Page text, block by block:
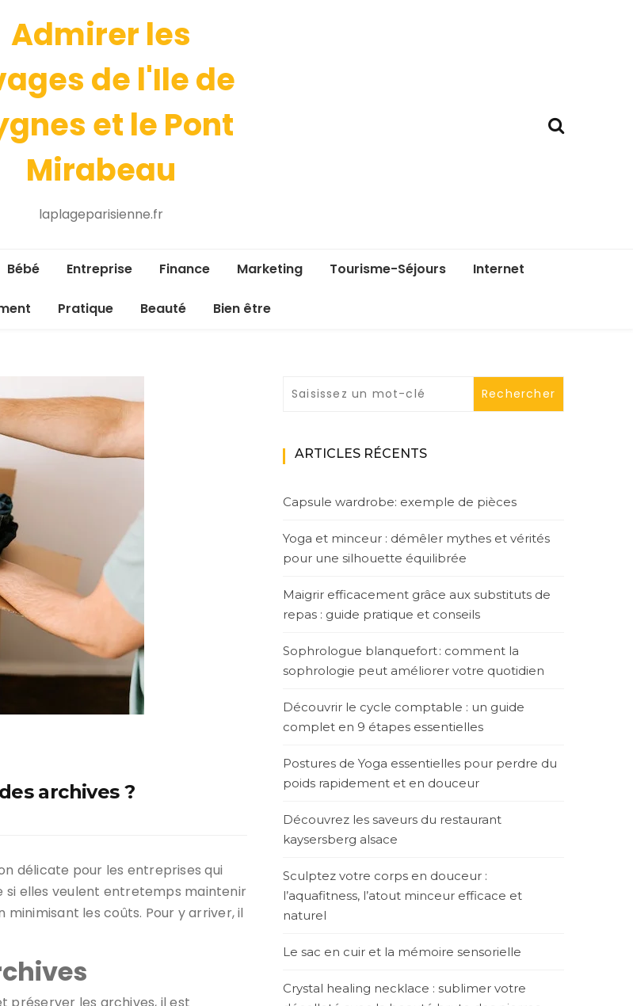
Admirer les
de l'Ile de
et le Pont
Mirabeau
laplageparisienne.fr
Bébé Entreprise Finance Marketing Tourisme-Séjours Internet
Pratique Beauté Bien être
archives ?
délicate pour les entreprises qui
si elles veulent entretemps maintenir
les coûts. Pour y arriver, il
ARTICLES RÉCENTS
Capsule wardrobe: exemple de pièces
Yoga et minceur : démêler mythes et vérités
pour une silhouette équilibrée
Maigrir efficacement grâce aux substituts de
repas : guide pratique et conseils
Sophrologue blanquefort : comment la
sophrologie peut améliorer votre quotidien
Découvrir le cycle comptable : un guide
complet en 9 étapes essentielles
Postures de Yoga essentielles pour perdre du
poids rapidement et en douceur
Découvrez les saveurs du restaurant
kaysersberg alsace
Sculptez votre corps en douceur :
l’aquafitness, l’atout minceur efficace et
naturel
Le sac en cuir et la mémoire sensorielle
Crystal healing necklace : sublimer votre